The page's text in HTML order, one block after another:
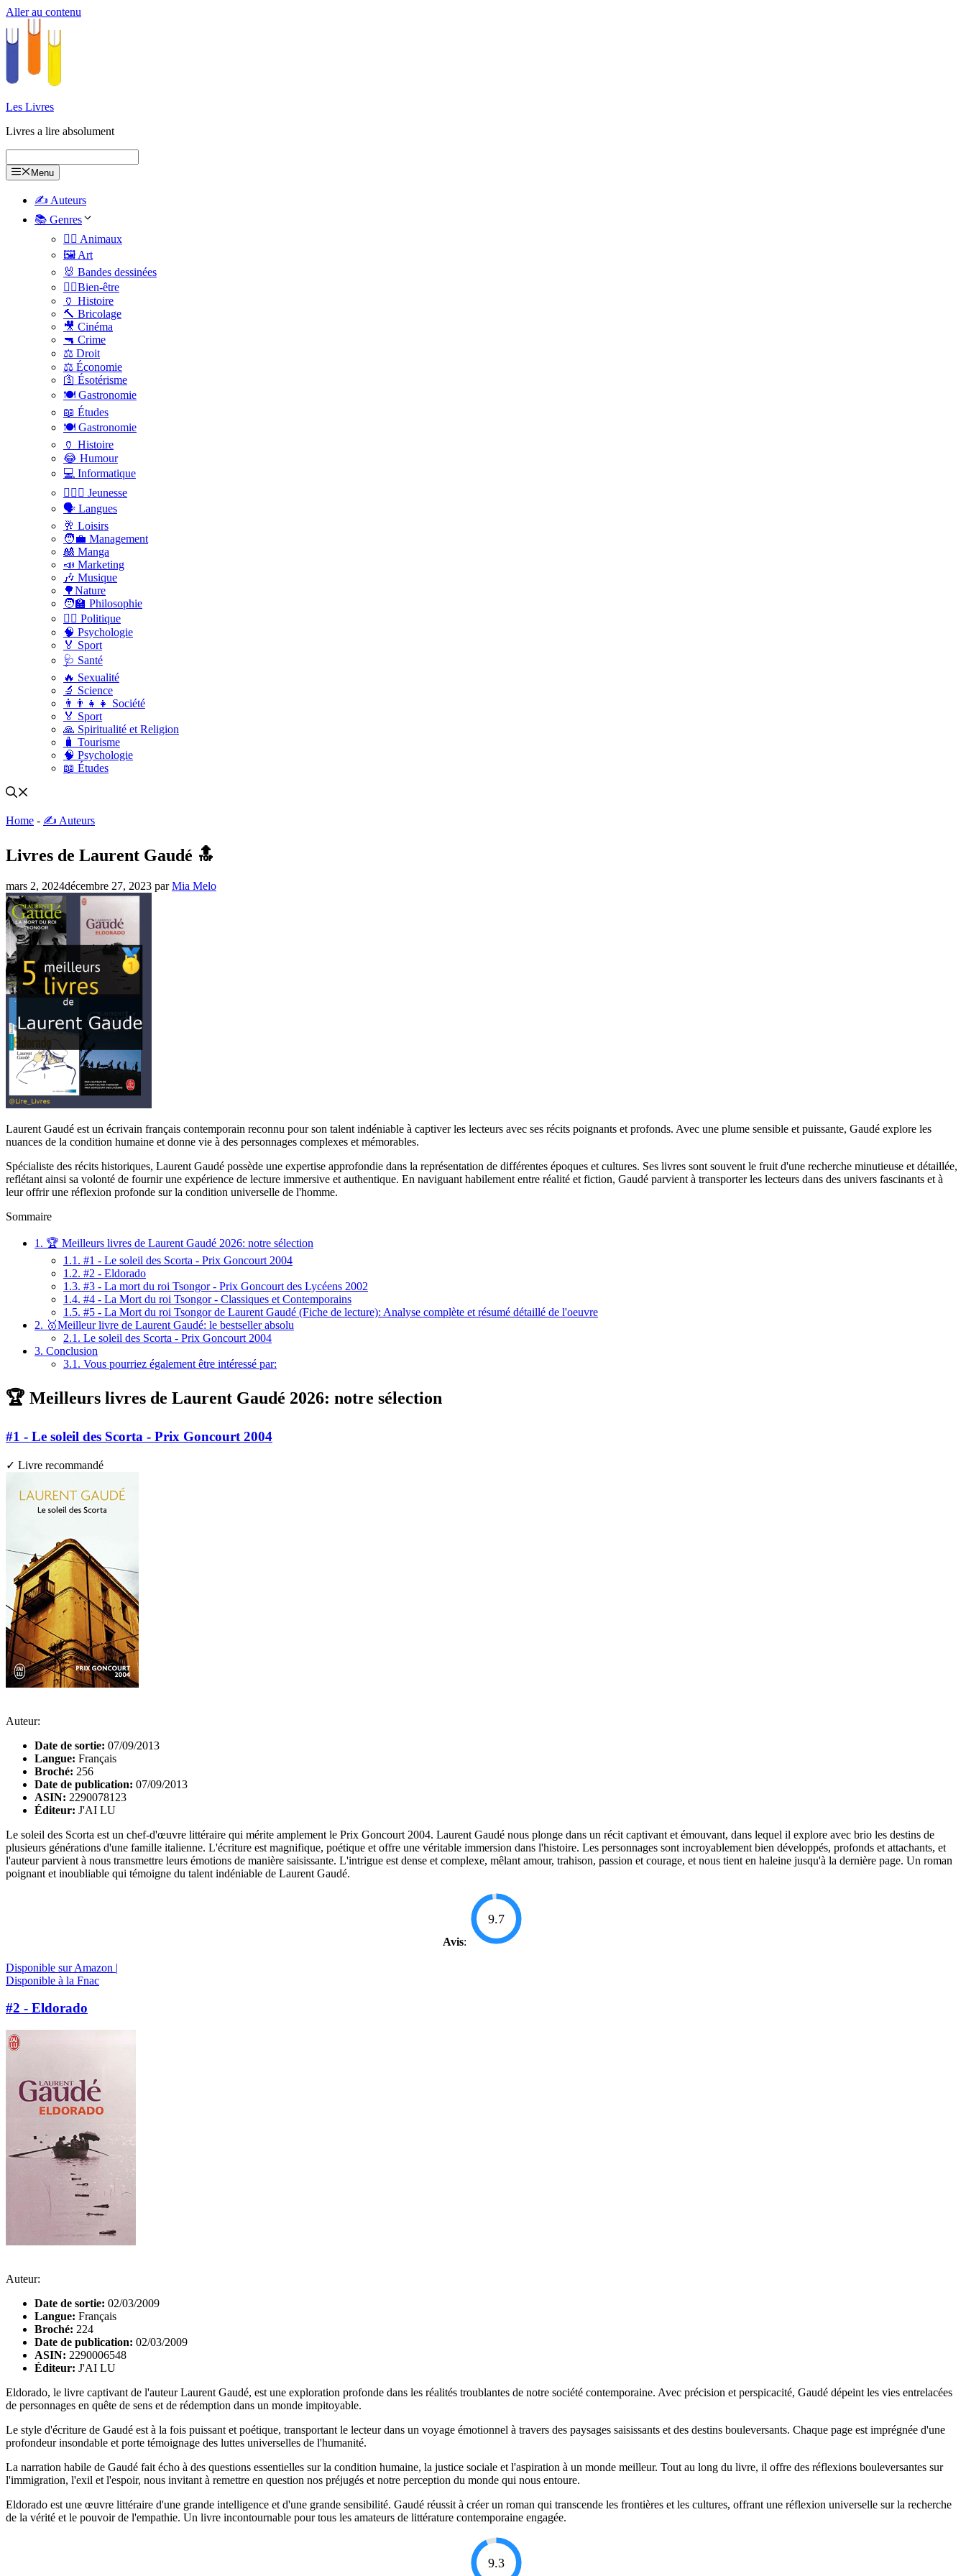
Aller au contenu
Les Livres
Livres a lire absolument
Menu
✍️ Auteurs
📚 Genres
🐕‍🦺 Animaux
🖼️ Art
🐰 Bandes dessinées
🧑‍⚕️Bien-être
🏺 Histoire
🔨 Bricolage
🎥 Cinéma
🔫 Crime
⚖️ Droit
⚖️ Économie
🛐 Ésotérisme
🍽️ Gastronomie
📖 Études
🍽️ Gastronomie
🏺 Histoire
😂 Humour
💻 Informatique
🤸🏽‍♀️ Jeunesse
🗣 Langues
🥂 Loisirs
🧑‍💼 Management
🎎 Manga
📣 Marketing
🎶 Musique
🌳Nature
🧑‍🏫 Philosophie
👨‍⚖️ Politique
🧠 Psychologie
🏅 Sport
🩺 Santé
🔥 Sexualité
🔬 Science
👨‍👨‍👧‍👧 Société
🏅 Sport
🙏 Spiritualité et Religion
🧳 Tourisme
🧠 Psychologie
📖 Études
Home - ✍️ Auteurs
Livres de Laurent Gaudé 🔝
mars 2, 2024décembre 27, 2023 parMia Melo
Laurent Gaudé est un écrivain français contemporain reconnu pour son talent indéniable à captiver les lecteurs avec ses récits poignants et profonds. Avec une plume sensible et puissante, Gaudé explore les
nuances de la condition humaine et donne vie à des personnages complexes et mémorables.
Spécialiste des récits historiques, Laurent Gaudé possède une expertise approfondie dans la représentation de différentes époques et cultures. Ses livres sont souvent le fruit d'une recherche minutieuse et détaillée,
reflétant ainsi sa volonté de fournir une expérience de lecture immersive et authentique. En naviguant habilement entre réalité et fiction, Gaudé parvient à transporter les lecteurs dans des univers fascinants et à
leur offrir une réflexion profonde sur la condition universelle de l'homme.
Sommaire
1. 🏆 Meilleurs livres de Laurent Gaudé 2026: notre sélection
1.1. #1 - Le soleil des Scorta - Prix Goncourt 2004
1.2. #2 - Eldorado
1.3. #3 - La mort du roi Tsongor - Prix Goncourt des Lycéens 2002
1.4. #4 - La Mort du roi Tsongor - Classiques et Contemporains
1.5. #5 - La Mort du roi Tsongor de Laurent Gaudé (Fiche de lecture): Analyse complète et résumé détaillé de l'oeuvre
2. 🥇Meilleur livre de Laurent Gaudé: le bestseller absolu
2.1. Le soleil des Scorta - Prix Goncourt 2004
3. Conclusion
3.1. Vous pourriez également être intéressé par:
🏆 Meilleurs livres de Laurent Gaudé 2026: notre sélection
#1 - Le soleil des Scorta - Prix Goncourt 2004
✓ Livre recommandé
Auteur:
Date de sortie: 07/09/2013
Langue: Français
Broché: 256
Date de publication: 07/09/2013
ASIN: 2290078123
Éditeur: J'AI LU
Le soleil des Scorta est un chef-d'œuvre littéraire qui mérite amplement le Prix Goncourt 2004. Laurent Gaudé nous plonge dans un récit captivant et émouvant, dans lequel il explore avec brio les destins de
plusieurs générations d'une famille italienne. L'écriture est magnifique, poétique et offre une véritable immersion dans l'histoire. Les personnages sont incroyablement bien développés, profonds et attachants, et
l'auteur parvient à nous transmettre leurs émotions de manière saisissante. L'intrigue est dense et complexe, mêlant amour, trahison, passion et courage, et nous tient en haleine jusqu'à la dernière page. Un roman
poignant et inoubliable qui témoigne du talent indéniable de Laurent Gaudé.
Avis:
9.7
Disponible sur Amazon |
Disponible à la Fnac
#2 - Eldorado
Auteur:
Date de sortie: 02/03/2009
Langue: Français
Broché: 224
Date de publication: 02/03/2009
ASIN: 2290006548
Éditeur: J'AI LU
Eldorado, le livre captivant de l'auteur Laurent Gaudé, est une exploration profonde dans les réalités troublantes de notre société contemporaine. Avec précision et perspicacité, Gaudé dépeint les vies entrelacées
de personnages en quête de sens et de rédemption dans un monde impitoyable.
Le style d'écriture de Gaudé est à la fois puissant et poétique, transportant le lecteur dans un voyage émotionnel à travers des paysages saisissants et des destins bouleversants. Chaque page est imprégnée d'une
profondeur insondable et porte témoignage des luttes universelles de l'humanité.
La narration habile de Gaudé fait écho à des questions essentielles sur la condition humaine, la justice sociale et l'aspiration à un monde meilleur. Tout au long du livre, il offre des réflexions bouleversantes sur
l'immigration, l'exil et l'espoir, nous invitant à remettre en question nos préjugés et notre perception du monde qui nous entoure.
Eldorado est une œuvre littéraire d'une grande intelligence et d'une grande sensibilité. Gaudé réussit à créer un roman qui transcende les frontières et les cultures, offrant une réflexion universelle sur la recherche
de la vérité et le pouvoir de l'empathie. Un livre incontournable pour tous les amateurs de littérature contemporaine engagée.
9.3